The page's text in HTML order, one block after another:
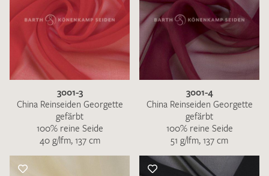
Ich bin damit einverstanden, dass meine angegebenen Daten
zur Beantwortung meiner Musteranfrage genutzt werden.
DieDatenschutzbestimmungenhabe ich zur Kenntnis
genommen und akzeptiere diese.
3001-3
China Reinseiden Georgette
gefärbt
100% reine Seide
40 g/lfm, 137 cm
3001-4
China Reinseiden Georgette
gefärbt
100% reine Seide
51 g/lfm, 137 cm